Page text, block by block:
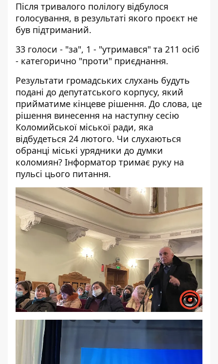
Після тривалого полілогу відбулося
голосування, в результаті якого проєкт не
був підтриманий.
33 голоси - "за", 1 - "утримався" та 211 осіб
- категорично "проти" приєднання.
Результати громадських слухань будуть
подані до депутатського корпусу, який
прийматиме кінцеве рішення. До слова, це
рішення винесення на наступну сесію
Коломийської міської ради, яка
відбудеться 24 лютого. Чи слухаються
обранці міські урядники до думки
коломиян? Інформатор тримає руку на
пульсі цього питання.